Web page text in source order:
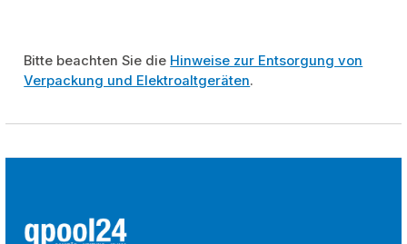
Bitte beachten Sie die Hinweise zur Entsorgung von
Verpackung und Elektroaltgeräten.